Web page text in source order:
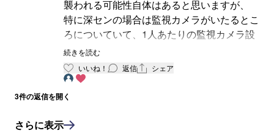
襲われる可能性自体はあると思いますが、
特に深センの場合は監視カメラがいたるとこ
ろについていて、1人あたりの監視カメラ設
置数も中国でナンバーワンなので、襲う選択
肢が生まれないかと思います。
後は実際にドローンデリバリーの本部を訪れ
たことがありますが、一緒にゲームセンター
隔監視もしていらっしゃるので、突発的な事
続きを読む
いいね！
返信 シェア
3件の返信を開く
さらに表示